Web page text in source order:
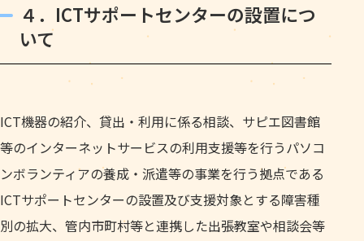
４．ICTサポートセンターの設置につ
いて
ICT機器の紹介、貸出・利用に係る相談、サピエ図書館
等のインターネットサービスの利用支援等を行うパソコ
ンボランティアの養成・派遣等の事業を行う拠点である
ICTサポートセンターの設置及び支援対象とする障害種
別の拡大、管内市町村等と連携した出張教室や相談会等